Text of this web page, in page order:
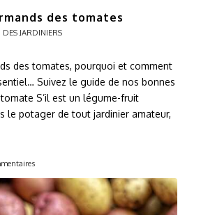
des tomates
JARDINIERS
des tomates, pourquoi et comment
Suivez le guide de nos bonnes
S’il est un légume-fruit
le potager de tout jardinier amateur,